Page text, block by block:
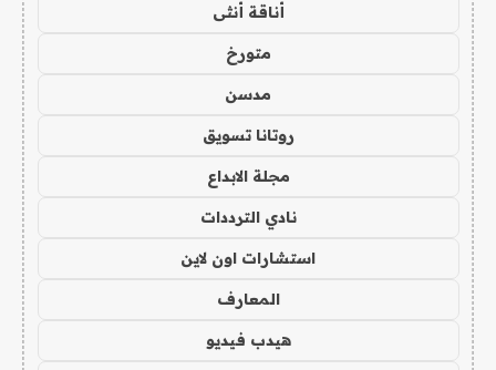
أناقة أنثى
متورخ
مدسن
روتانا تسويق
مجلة الابداع
نادي الترددات
استشارات اون لاين
المعارف
هيدب فيديو